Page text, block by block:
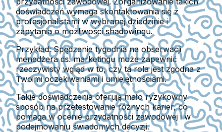
doświadczeń wymaga skontaktowania się z
profesjonalistami w wybranej dziedzinie i
zapytania o możliwości shadowingu.
Przykład:Spędzenie tygodnia na obserwacji
menedżera ds. marketingu może zapewnić
rzeczywisty wgląd w to, czy ta rola jest zgodna z
Twoimi oczekiwaniami i umiejętnościami.
Takie doświadczenia oferują mało ryzykowny
sposób na przetestowanie różnych karier, co
pomaga w ocenie przydatności zawodowej i w
podejmowaniu świadomych decyzji.